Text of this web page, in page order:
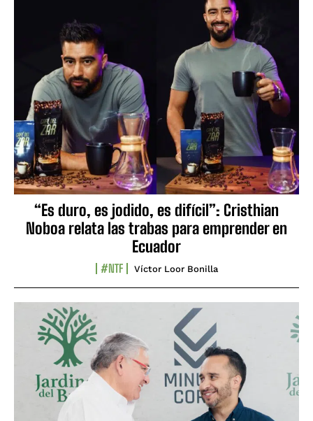
“Es duro, es jodido, es difícil”: Cristhian
Noboa relata las trabas para emprender en
Ecuador
#NTF Víctor Loor Bonilla